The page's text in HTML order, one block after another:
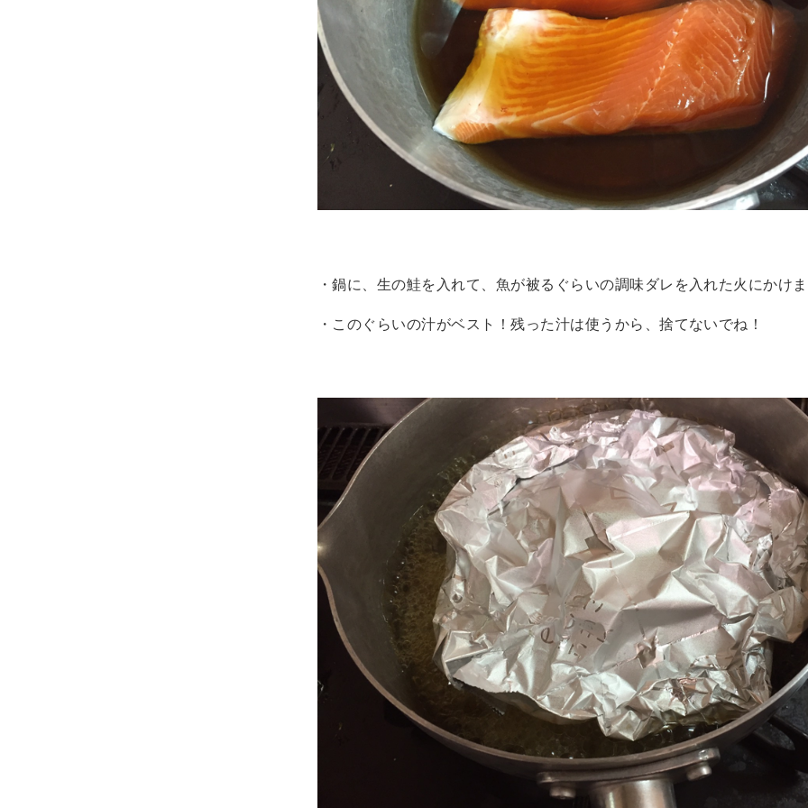
・鍋に、生の鮭を入れて、魚が被るぐらいの調味ダレを入れた火にかけ
・このぐらいの汁がベスト！残った汁は使うから、捨てないでね！